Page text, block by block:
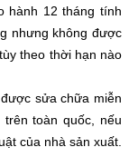
hành 12 tháng tính
nhưng không được
theo thời hạn nào
sửa chữa miễn
trên toàn quốc, nếu
của nhà sản xuất.